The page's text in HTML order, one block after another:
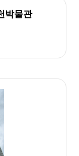
박물관